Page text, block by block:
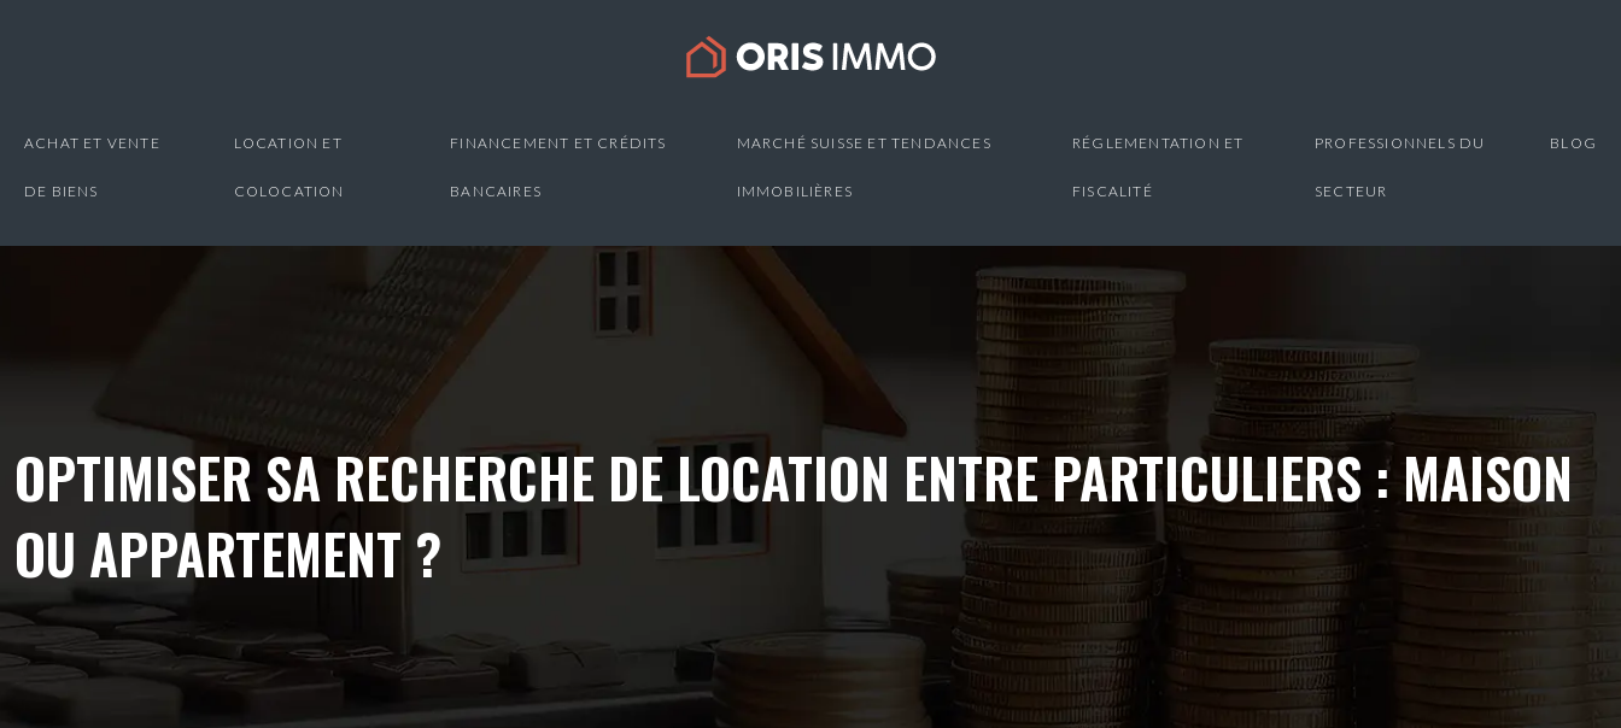
ACHAT ET VENTE
DE BIENS
LOCATION ET
COLOCATION
FINANCEMENT ET CRÉDITS
BANCAIRES
MARCHÉ SUISSE ET TENDANCES
IMMOBILIÈRES
RÉGLEMENTATION ET
FISCALITÉ
PROFESSIONNELS DU
SECTEUR
BLOG
OPTIMISER SA RECHERCHE DE LOCATION ENTRE PARTICULIERS : MAISON
OU APPARTEMENT ?